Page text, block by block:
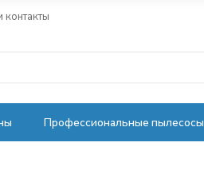
контакты
Профессиональные пылесосы